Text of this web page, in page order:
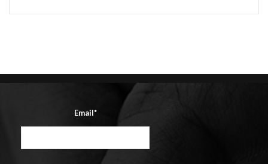
Email*